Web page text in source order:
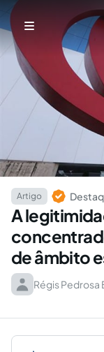
Artigo
A
de âmbito
Régis Pedrosa